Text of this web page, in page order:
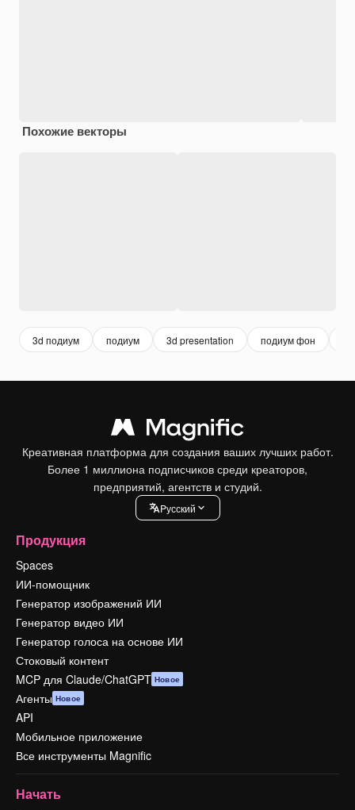
Похожие векторы
3d подиум подиум 3d presentation подиум фон
Креативная платформа для создания ваших лучших работ.
Более 1 миллиона подписчиков среди креаторов,
предприятий, агентств и студий.
Pусский
Продукция
Spaces
ИИ-помощник
Генератор изображений ИИ
Генератор видео ИИ
Генератор голоса на основе ИИ
Стоковый контент
MCP для Claude/ChatGPT Новое
Агенты Новое
API
Мобильное приложение
Все инструменты Magnific
Начать